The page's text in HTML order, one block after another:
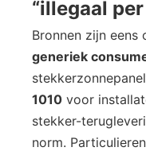
“illegaal per
Bronnen zijn eens
generiek
1010 voor
stekker-
norm.